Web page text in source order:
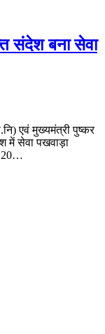
संदेश बना सेवा
एवं मुख्यमंत्री पुष्कर
में सेवा पखवाड़ा
20…